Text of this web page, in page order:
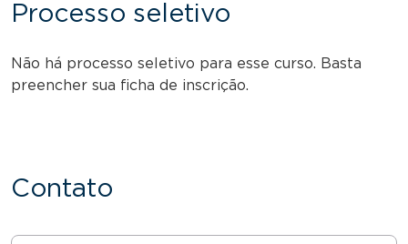
Processo seletivo
Não há processo seletivo para esse curso. Basta
preencher sua ficha de inscrição.
Contato